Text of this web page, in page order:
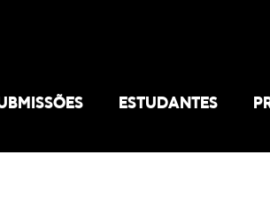
ESTUDANTES